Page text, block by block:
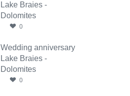
Lake Braies -
Dolomites
0
Wedding anniversary
Lake Braies -
Dolomites
0